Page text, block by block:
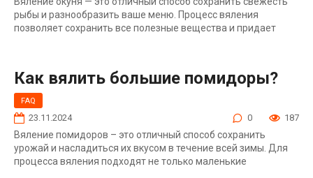
рыбы и разнообразить ваше меню. Процесс вяления
позволяет сохранить все полезные вещества и придает
Как вялить большие помидоры?
FAQ
23.11.2024 0 187
Вяление помидоров – это отличный способ сохранить
урожай и насладиться их вкусом в течение всей зимы. Для
процесса вяления подходят не только маленькие